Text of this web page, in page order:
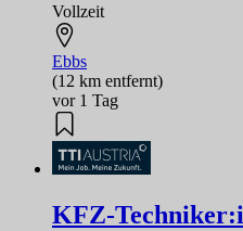
Vollzeit
Ebbs
(12 km entfernt)
vor 1 Tag
KFZ-